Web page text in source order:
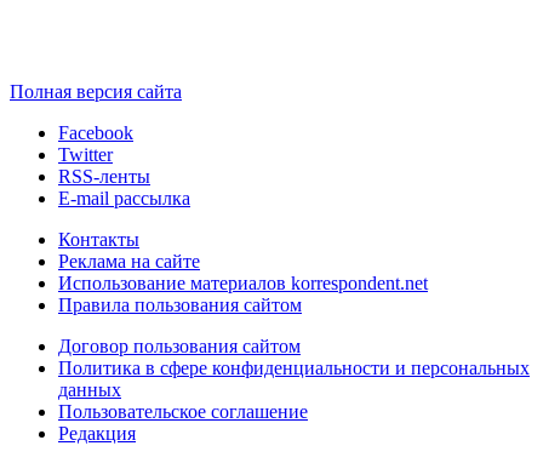
Полная версия сайта
Facebook
Twitter
RSS-ленты
E-mail рассылка
Контакты
Реклама на сайте
Использование материалов korrespondent.net
Правила пользования сайтом
Договор пользования сайтом
Политика в сфере конфиденциальности и персональных
данных
Пользовательское соглашение
Редакция